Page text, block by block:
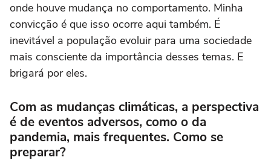
onde houve mudança no comportamento. Minha
convicção é que isso ocorre aqui também. É
inevitável a população evoluir para uma sociedade
mais consciente da importância desses temas. E
brigará por eles.
Com as mudanças climáticas, a perspectiva
é de eventos adversos, como o da
pandemia, mais frequentes. Como se
preparar?